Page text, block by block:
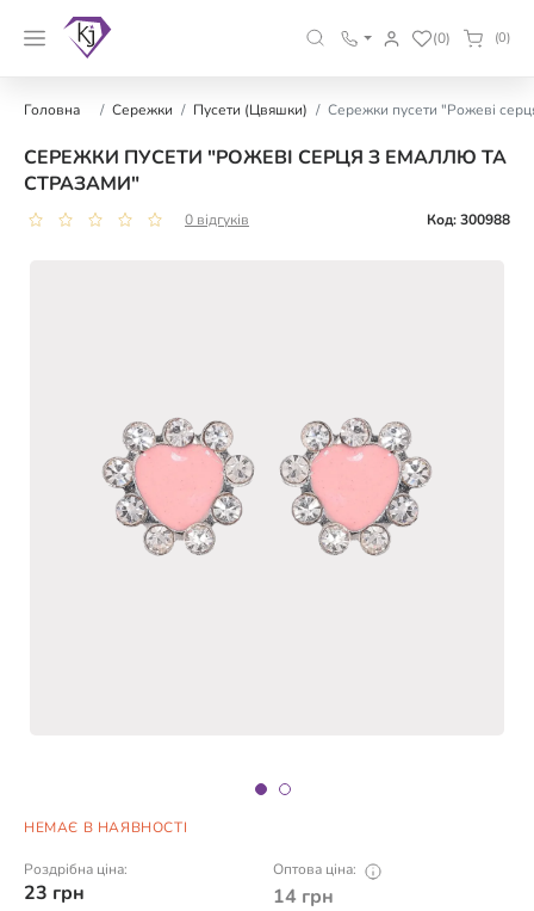
(0) (0)
Головна Сережки Пусети (Цвяшки) Сережки пусети "Рожеві
СЕРЕЖКИ ПУСЕТИ "РОЖЕВІ СЕРЦЯ З ЕМАЛЛЮ ТА
СТРАЗАМИ"
0 відгуків Код: 300988
НЕМАЄ В НАЯВНОСТІ
Роздрібна ціна:
23 грн
Оптова ціна:
14 грн